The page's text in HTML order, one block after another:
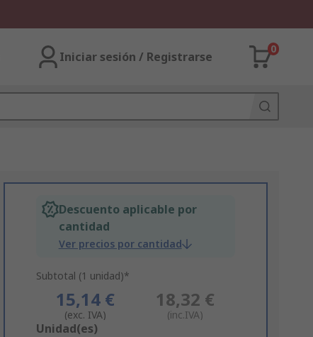
Iniciar sesión / Registrarse
0
Descuento aplicable por
cantidad
Ver precios por cantidad
Subtotal (1 unidad)*
15,14 €
(exc. IVA)
18,32 €
(inc.IVA)
Add
Unidad(es)